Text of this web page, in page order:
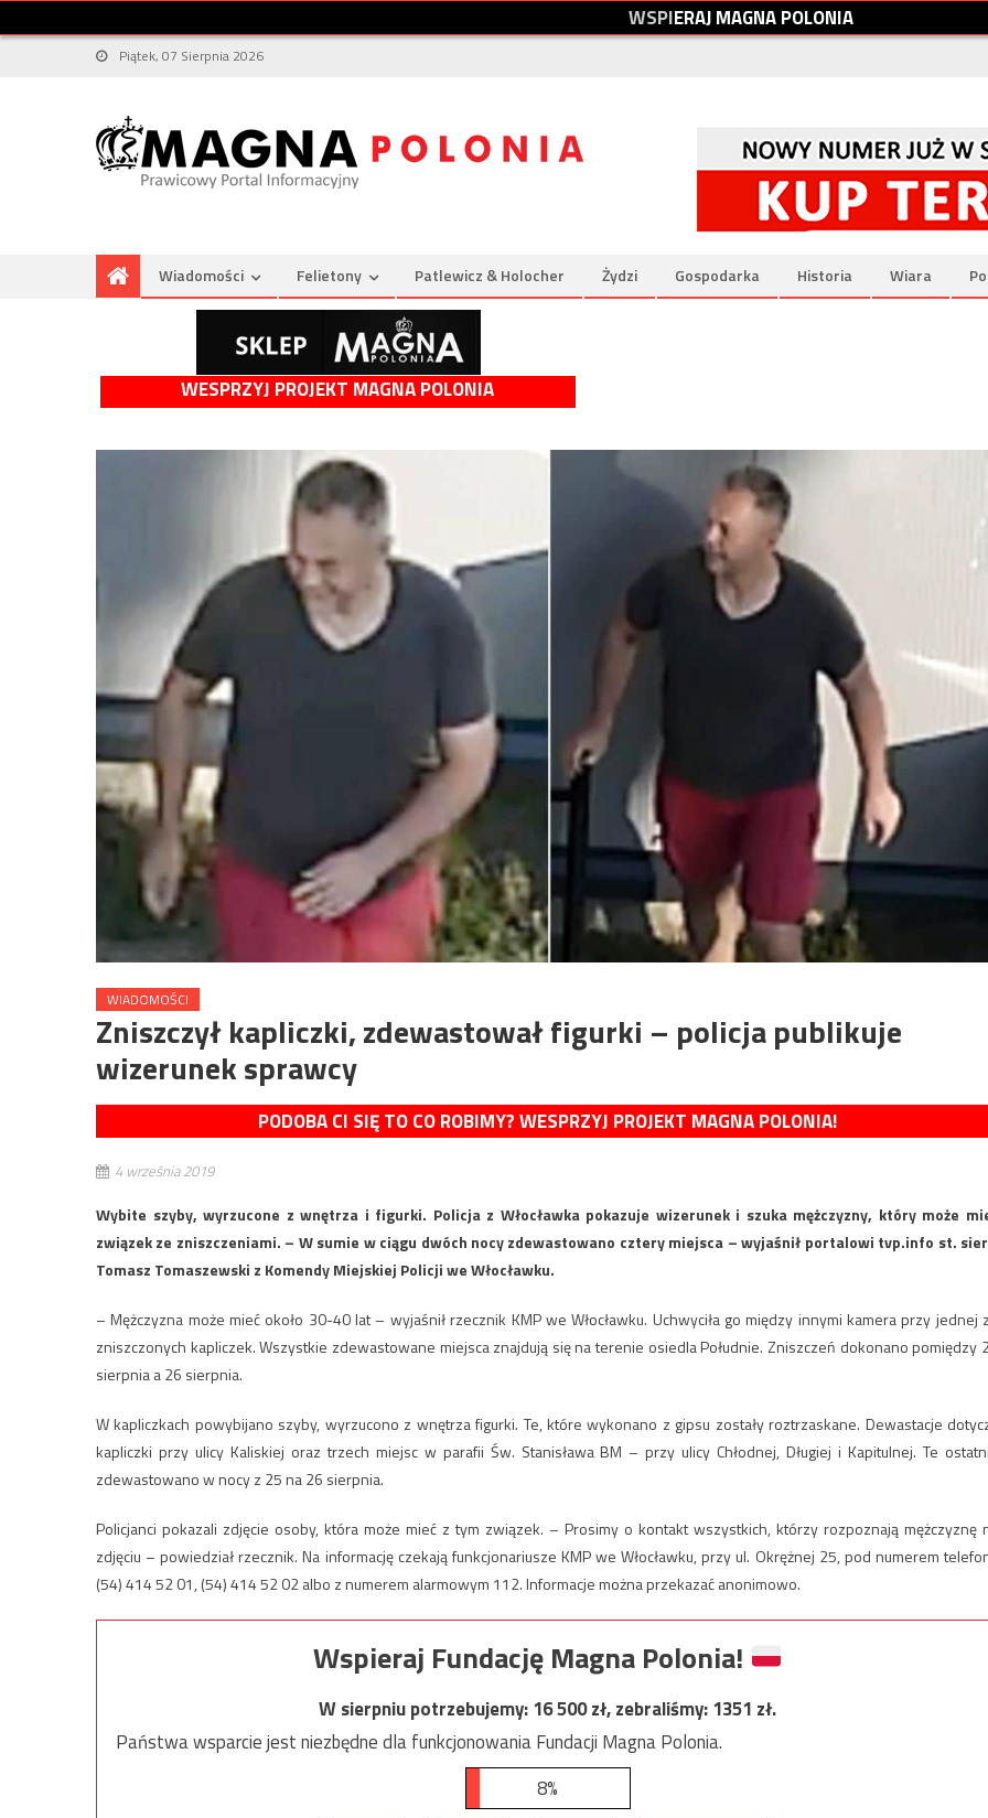
WSPIERAJMAGNAPOLONIA
Piątek, 07 Sierpnia 2026
Wiadomości Felietony Patlewicz & Holocher Żydzi Gospodarka Historia Wiara
WESPRZYJ PROJEKT MAGNA POLONIA
WIADOMOŚCI
Zniszczył kapliczki, zdewastował figurki – policja publikuje
wizerunek sprawcy
PODOBA CI SIĘ TO CO ROBIMY? WESPRZYJ PROJEKT MAGNA POLONIA!
4 września 2019
Wybite szyby, wyrzucone z wnętrza i figurki. Policja z Włocławka pokazuje wizerunek i szuka mężczyzny, który może
związek ze zniszczeniami. – W sumie w ciągu dwóch nocy zdewastowano cztery miejsca – wyjaśnił portalowi tvp.info st.
Tomasz Tomaszewski z Komendy Miejskiej Policji we Włocławku.
– Mężczyzna może mieć około 30-40 lat – wyjaśnił rzecznik KMP we Włocławku. Uchwyciła go między innymi kamera przy jednej
zniszczonych kapliczek. Wszystkie zdewastowane miejsca znajdują się na terenie osiedla Południe. Zniszczeń dokonano pomiędzy
sierpnia a 26 sierpnia.
W kapliczkach powybijano szyby, wyrzucono z wnętrza figurki. Te, które wykonano z gipsu zostały roztrzaskane. Dewastacje
kapliczki przy ulicy Kaliskiej oraz trzech miejsc w parafii Św. Stanisława BM – przy ulicy Chłodnej, Długiej i Kapitulnej. Te
zdewastowano w nocy z 25 na 26 sierpnia.
Policjanci pokazali zdjęcie osoby, która może mieć z tym związek. – Prosimy o kontakt wszystkich, którzy rozpoznają mężczyznę
zdjęciu – powiedział rzecznik. Na informację czekają funkcjonariusze KMP we Włocławku, przy ul. Okrężnej 25, pod numerem
(54) 414 52 01, (54) 414 52 02 albo z numerem alarmowym 112. Informacje można przekazać anonimowo.
Wspieraj Fundację Magna Polonia!
W sierpniu potrzebujemy:16 500zł, zebraliśmy:1351 zł.
Państwa wsparcie jest niezbędne dla funkcjonowania Fundacji Magna Polonia.
8%